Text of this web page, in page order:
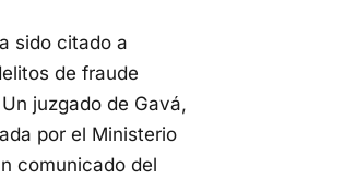
sido citado a
de fraude
juzgado de Gavá,
por el Ministerio
comunicado del